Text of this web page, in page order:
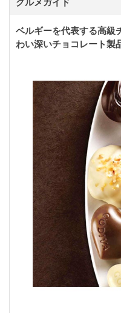
グルメガイド
ベルギーを代表する高級
わい深いチョコレート製